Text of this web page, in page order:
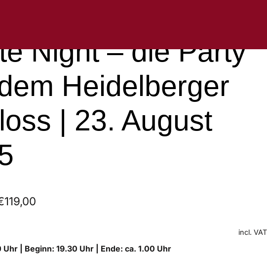
Night – die Party
Heidelberger
| 23. August
119,00
incl. VAT
Uhr | Beginn: 19.30 Uhr | Ende: ca. 1.00 Uhr